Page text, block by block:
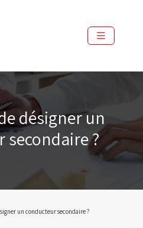
désigner un
secondaire ?
un conducteur secondaire ?